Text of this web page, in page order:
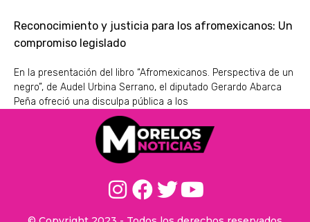
Reconocimiento y justicia para los afromexicanos: Un
compromiso legislado
En la presentación del libro “Afromexicanos. Perspectiva de un
negro”, de Audel Urbina Serrano, el diputado Gerardo Abarca
Peña ofreció una disculpa pública a los